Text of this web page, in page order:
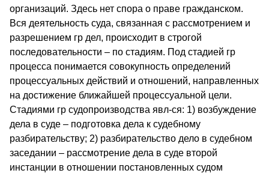
организаций. Здесь нет спора о праве гражданском.
Вся деятельность суда, связанная с рассмотрением и
разрешением гр дел, происходит в строгой
последовательности – по стадиям. Под стадией гр
процесса понимается совокупность определений
процессуальных действий и отношений, направленных
на достижение ближайшей процессуальной цели.
Стадиями гр судопроизводства явл-ся: 1) возбуждение
дела в суде – подготовка дела к судебному
разбирательству; 2) разбирательство дело в судебном
заседании – рассмотрение дела в суде второй
инстанции в отношении постановленных судом